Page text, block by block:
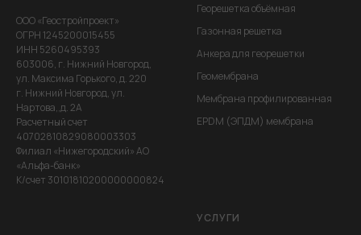
ООО «Геостройпроект»
ОГРН 1245200015455
ИНН 5260495393
603006, г. Нижний Новгород,
ул. Максима Горького, д. 220
г. Нижний Новгород, ул.
Нартова,,д. 2А
Расчетный счет
40702810829080003303
Филиал «Нижегородский» АО
«Альфа-банк»
К/счет 30101810200000000824
Георешетка объёмная
Газонная решетка
Анкера для георешетки
Геомембрана
Мембрана профилированная
EPDM (ЭПДМ) мембрана
УСЛУГИ